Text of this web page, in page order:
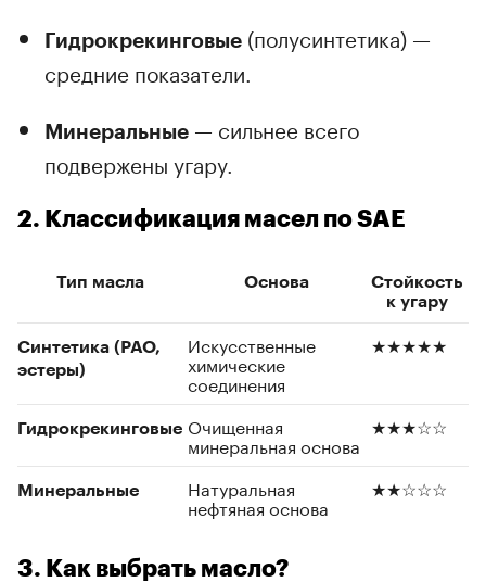
Гидрокрекинговые (полусинтетика) —
средние показатели.
Минеральные — сильнее всего
подвержены угару.
2. Классификация масел по SAE
Тип масла Основа
Стойкость
к угару
Синтетика (PAO,
эстеры)
Искусственные
химические
соединения
★★★★★
Гидрокрекинговые Очищенная
минеральная основа
★★★☆☆
Минеральные Натуральная
нефтяная основа
★★☆☆☆
3. Как выбрать масло?